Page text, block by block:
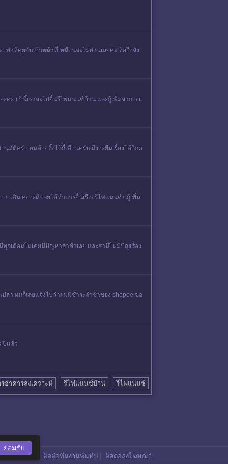
าที่คุยกับเจ้าหน้าที่เหมือนจะไม่ผ่านเลยค่ะ ท้อใจจัง
ค่ะ ) ปีนี้เราจะไปยื่นรีไฟแนนซ์บ้าน และกู้เพิ่มจากวงเ
มัติครับ ผมต้องทิ้งไว้กี่เดือนครับ ถึงจะยื่นเรื่องได้อีกค
.เดิม คงจะดี เลยได้ทำการยื่นเรื่องรีไฟแนนซ์+ กู้เพิ่ม
เดือนไม่เคยมีปัญหาล่าช้าเลย และสามีไม่มีปัญเรื่อง
า ผมก็เลยแจ้งไปว่าผมมีชำระล่าช้าของ shopee ขอ
ปีแล้ว
อาคารสงเคราะห์ รีไฟแนนซ์บ้าน รีไฟแนนซ์
ติดต่อทีมงานพันทิป ติดต่อลงโฆษณา
ยอมรับ